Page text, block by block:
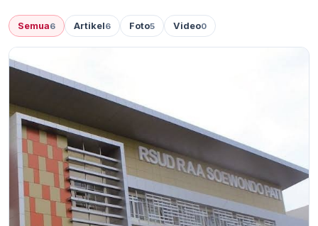
Semua6 Artikel6 Foto5 Video0